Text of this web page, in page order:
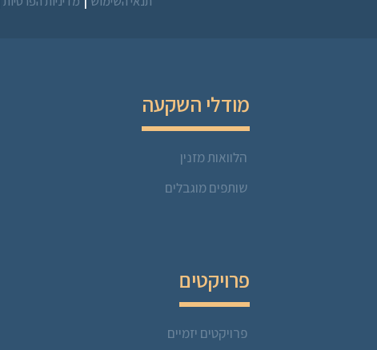
מודלי השקעה
הלוואות מזנין
שותפים מוגבלים
פרויקטים
פרויקטים יזמיים